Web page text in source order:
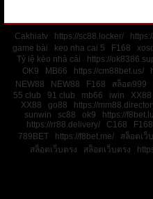
Cakhiatv https://sc88.locker/
game bài
keo nha cai 5 F168
Tỷ lệ kèo nhà cái
https://
OK9
MB66 https://cm88bet.us/
NEW88
NEW88 F168 สล็อต999
55 club
91 club mb66 iwin XX88
XX88
go88 https://
sunwin
sc88 ok9 https://
https://rr88.delivery/
C168 F168
789BET
https://f8bet.me/ สล็อตเว็
สล็อตเว็บตรง
สล็อตเว็บตรง